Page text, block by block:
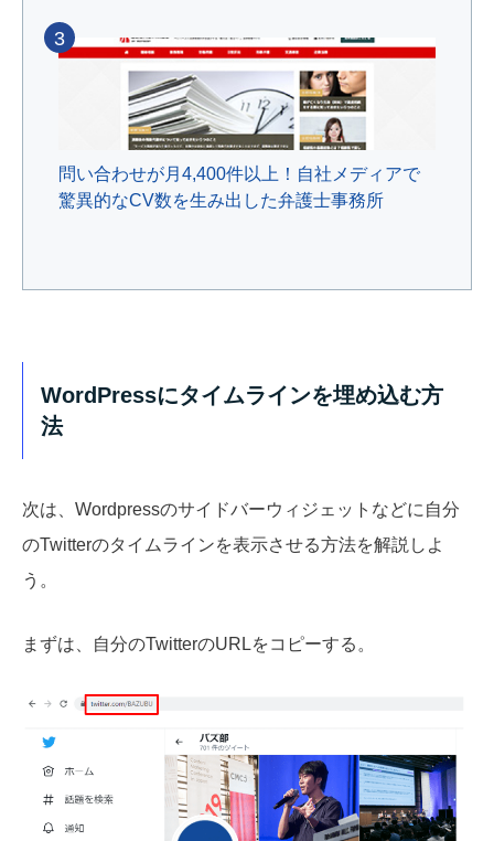
問い合わせが月4,400件以上！自社メディアで
驚異的なCV数を生み出した弁護士事務所
3
WordPressにタイムラインを埋め込む方
法
次は、Wordpressのサイドバーウィジェットなどに自分
のTwitterのタイムラインを表示させる方法を解説しよ
う。
まずは、自分のTwitterのURLをコピーする。